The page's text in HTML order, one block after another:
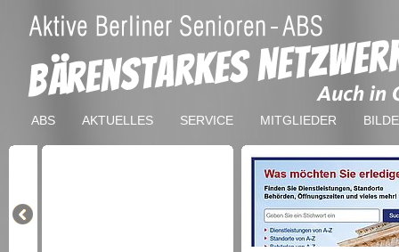
ABS AKTUELLES SERVICE MITGLIEDER